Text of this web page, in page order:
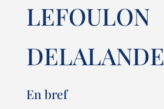
LEFOULON
DELALANDE
En bref